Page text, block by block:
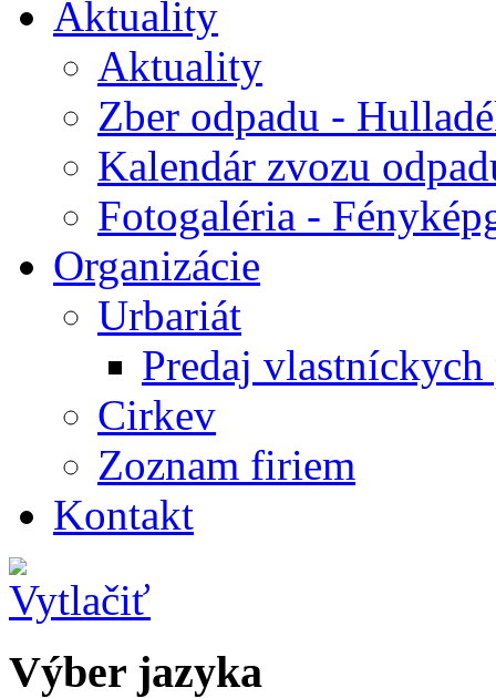
Aktuality
Aktuality
Zber odpadu -
Kalendár zvozu
Fotogaléria -
Organizácie
Urbariát
Predaj
Cirkev
Zoznam firiem
Kontakt
Výber jazyka